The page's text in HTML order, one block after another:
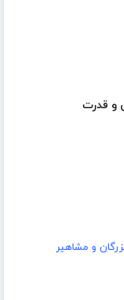
و قدرت
و مشاهیر